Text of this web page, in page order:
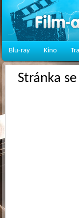
Blu-ray Kino
Stránka